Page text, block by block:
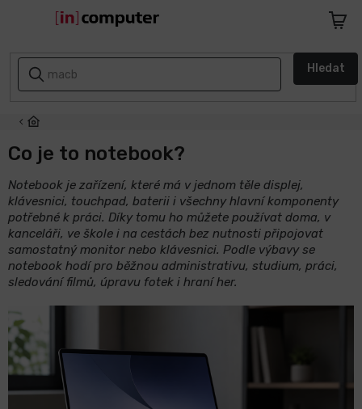
Hledat
AKCE
SLEVY
DO
ŠKOLY
Notebooky
Počítače
Apple
Co je to notebook?
Notebook je zařízení, které má v jednom těle displej,
klávesnici, touchpad, baterii i všechny hlavní komponenty
potřebné k práci. Díky tomu ho můžete používat doma, v
kanceláři, ve škole i na cestách bez nutnosti připojovat
samostatný monitor nebo klávesnici. Podle výbavy se
notebook hodí pro běžnou administrativu, studium, práci,
sledování filmů, úpravu fotek i hraní her.